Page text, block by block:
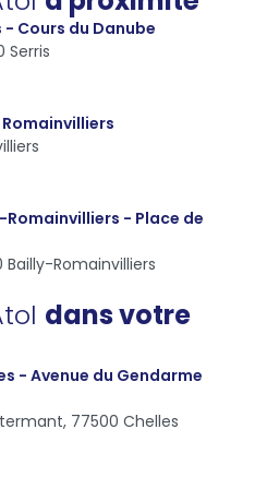
Cours du Danube
Serris
- Place de
Bailly-Romainvilliers
dans votre
- Avenue du Gendarme
77500 Chelles